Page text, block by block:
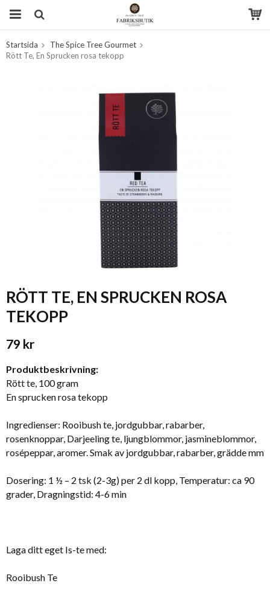
Produkten har blivit tillagd i varukorgen
Startsida
The Spice Tree Gourmet
Rött Te, En Sprucken rosa tekopp
RÖTT TE, EN SPRUCKEN ROSA
TEKOPP
79 kr
Produktbeskrivning:
Rött te, 100 gram
En sprucken rosa tekopp
Ingredienser: Rooibush te, jordgubbar, rabarber,
rosenknoppar, Darjeeling te, ljungblommor, jasmineblommor,
rosépeppar, aromer. Smak av jordgubbar, rabarber, grädde mm
Dosering: 1 ½ – 2 tsk (2-3g) per 2 dl kopp, Temperatur: ca 90
grader, Dragningstid: 4-6 min
Laga ditt eget Is-te med:
Rooibush Te